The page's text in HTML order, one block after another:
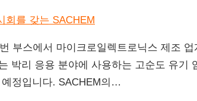
부스에서 마이크로일렉트로닉스 제조
박리 응용 분야에 사용하는 고순도 유기
정입니다. SACHEM의…